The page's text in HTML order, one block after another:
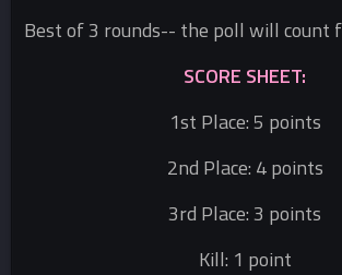
Best of 3 rounds-- the poll will count
SCORE SHEET:
1st Place: 5 points
2nd Place: 4 points
3rd Place: 3 points
Kill: 1 point